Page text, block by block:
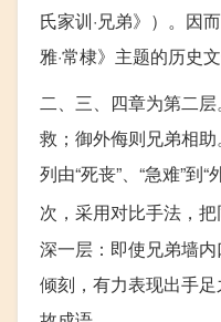
氏家训·兄弟》）。因
雅·常棣》主题的历史文
二、三、四章为第二
救；御外侮则兄弟相
列由“死丧”、“急难”
次，采用对比手法，把
深一层：即使兄弟墙
倾刻，有力表现出手